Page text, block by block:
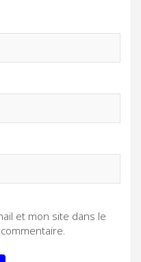
et mon site dans le